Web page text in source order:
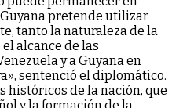
pretende utilizar
tanto la naturaleza de la
alcance de las
y a Guyana en
sentenció el diplomático.
históricos de la nación, que
y la formación de la